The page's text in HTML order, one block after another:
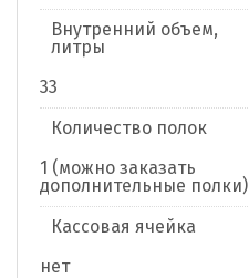
Внутренний объем,
литры
33
Количество полок
1 (можно заказать
дополнительные полки)
Кассовая ячейка
нет